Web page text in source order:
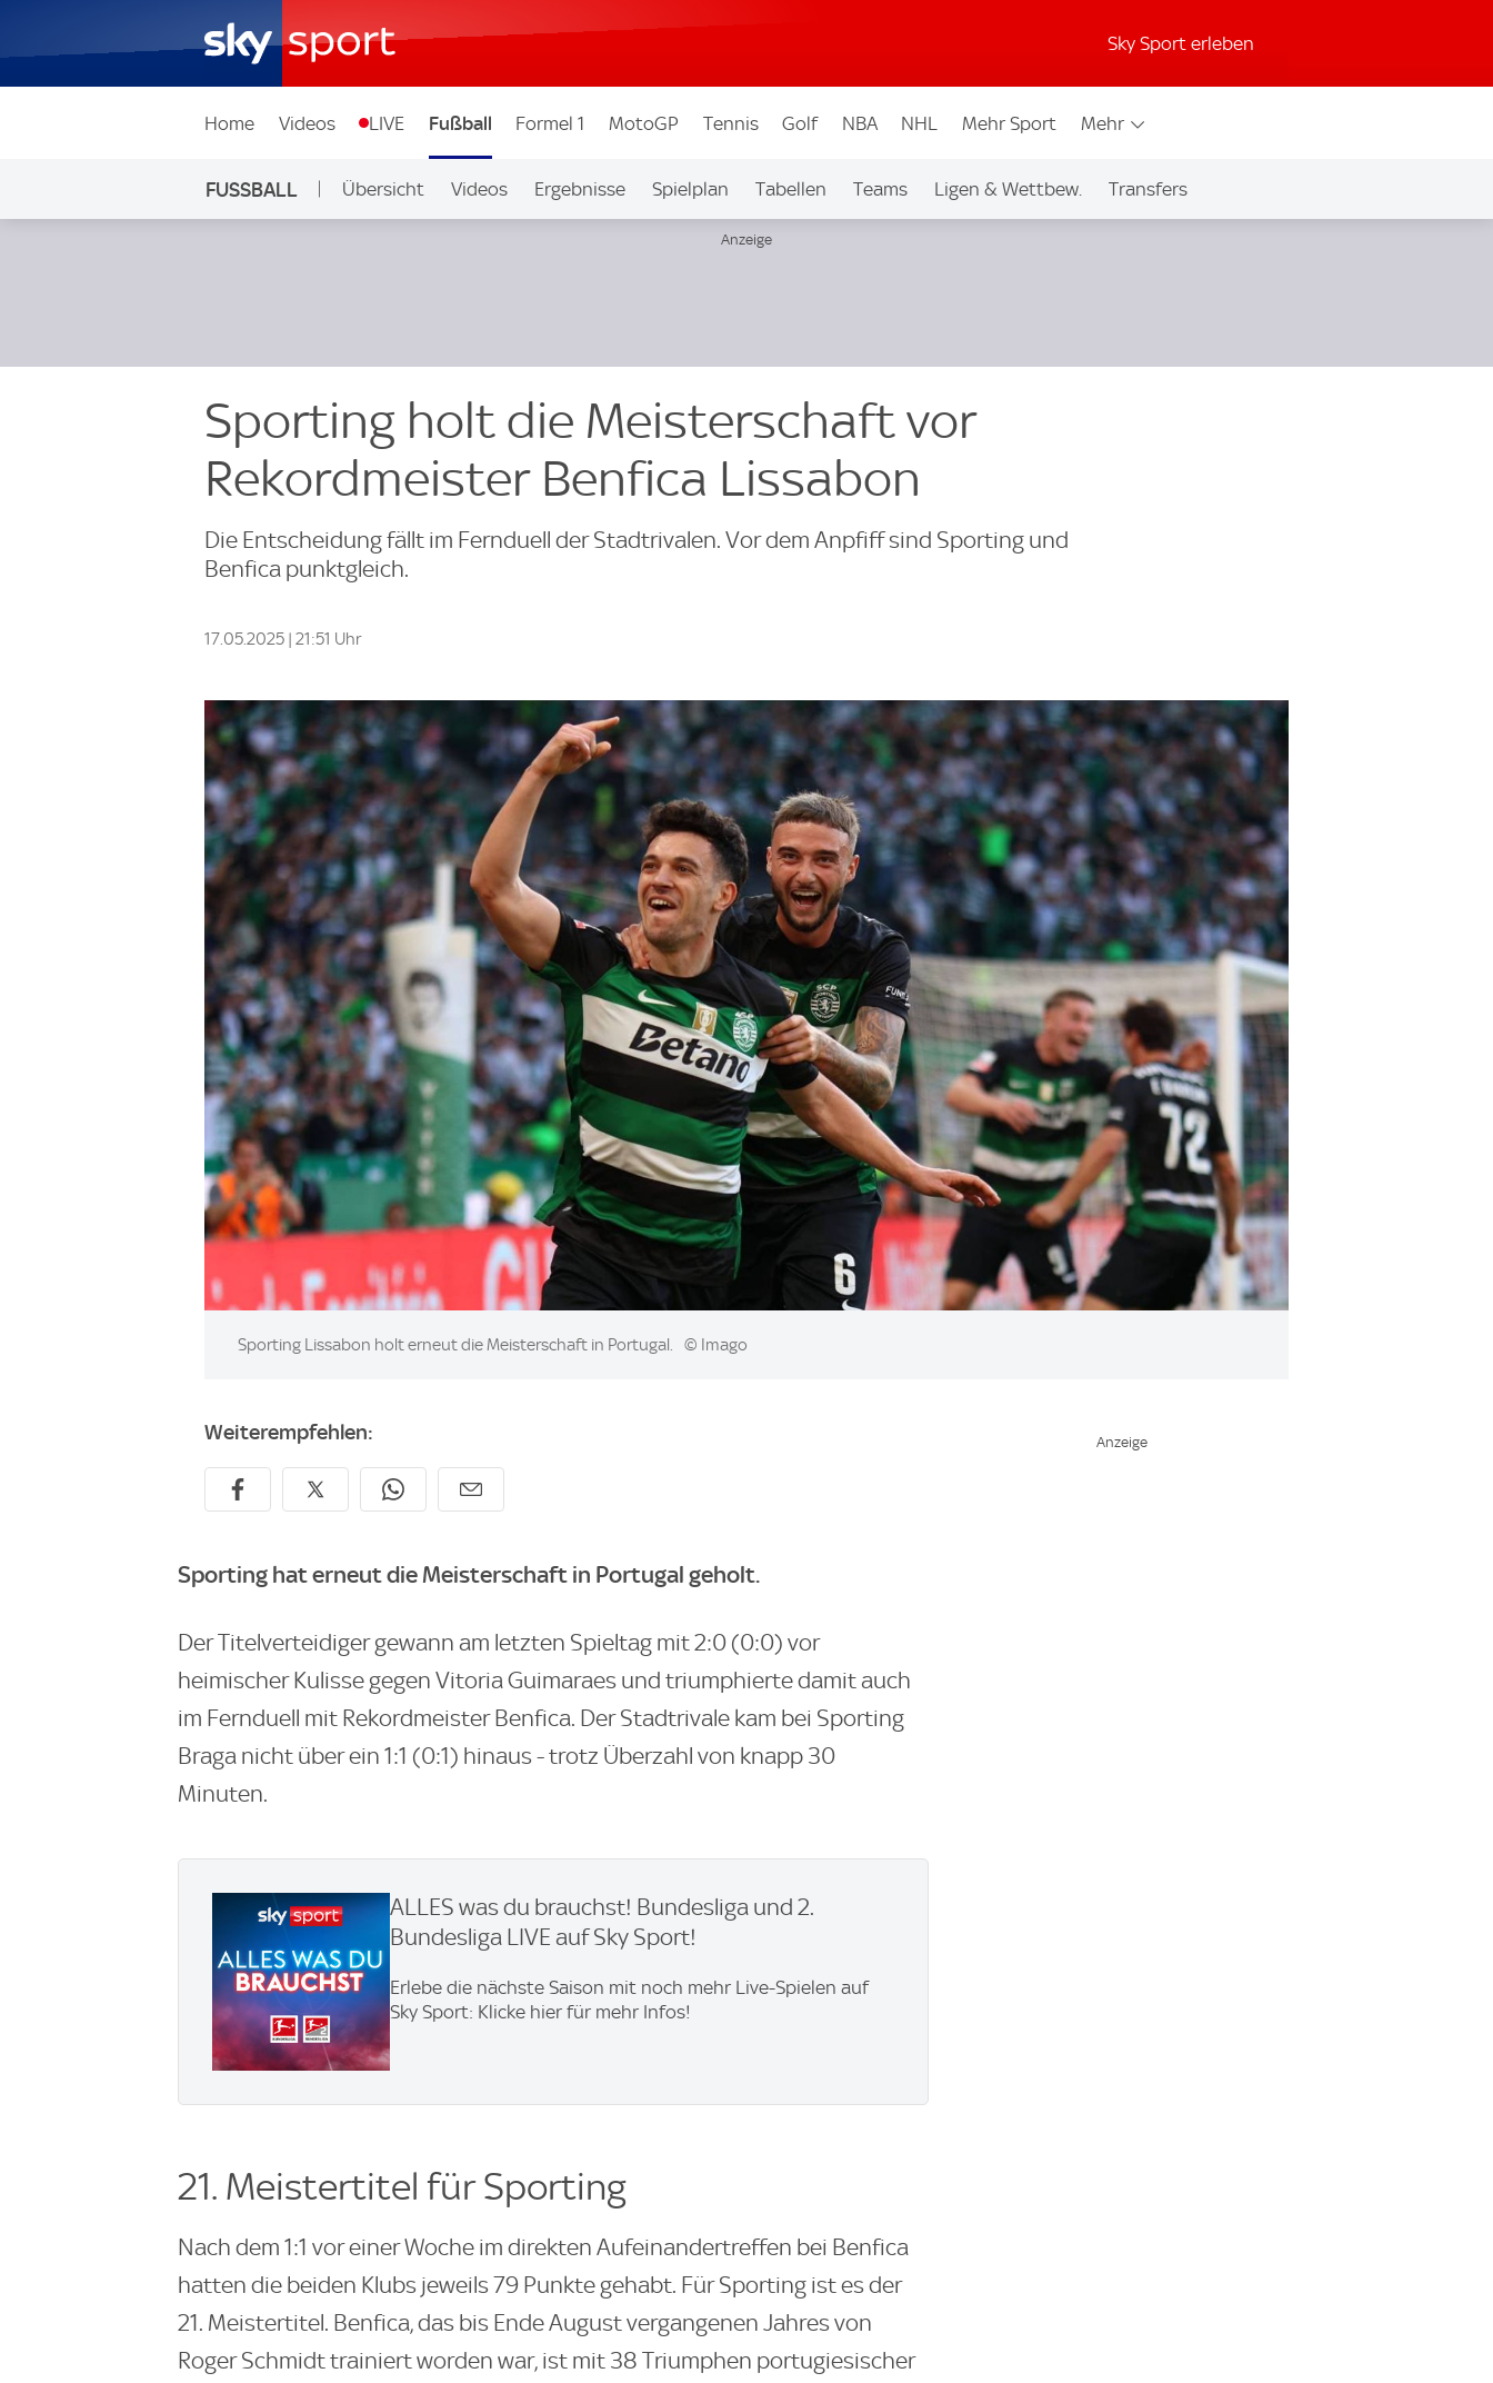
Sky Sport erleben
Home Videos LIVE Fußball Formel 1 MotoGP Tennis Golf NBA NHL Mehr Sport Mehr
FUSSBALL Übersicht Videos Ergebnisse Spielplan Tabellen Teams Ligen & Wettbew. Transfers
Sporting holt die Meisterschaft vor
Rekordmeister Benfica Lissabon
Die Entscheidung fällt im Fernduell der Stadtrivalen. Vor dem Anpfiff sind Sporting und
Benfica punktgleich.
17.05.2025 | 21:51 Uhr
Image:
Sporting Lissabon holt erneut die Meisterschaft in Portugal. © Imago
Weiterempfehlen:
Sporting hat erneut die Meisterschaft in Portugal geholt.
Der Titelverteidiger gewann am letzten Spieltag mit 2:0 (0:0) vor
heimischer Kulisse gegen Vitoria Guimaraes und triumphierte damit auch
im Fernduell mit Rekordmeister Benfica. Der Stadtrivale kam bei Sporting
Braga nicht über ein 1:1 (0:1) hinaus - trotz Überzahl von knapp 30
Minuten.
ALLES was du brauchst! Bundesliga und 2.
Bundesliga LIVE auf Sky Sport!
Erlebe die nächste Saison mit noch mehr Live-Spielen auf
Sky Sport: Klicke hier für mehr Infos!
21. Meistertitel für Sporting
Nach dem 1:1 vor einer Woche im direkten Aufeinandertreffen bei Benfica
hatten die beiden Klubs jeweils 79 Punkte gehabt. Für Sporting ist es der
21. Meistertitel. Benfica, das bis Ende August vergangenen Jahres von
Roger Schmidt trainiert worden war, ist mit 38 Triumphen portugiesischer